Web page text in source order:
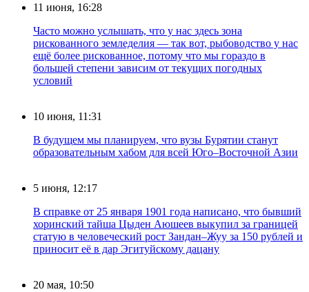
11 июня, 16:28
Часто можно услышать, что у нас здесь зона
рискованного земледелия — так вот, рыбоводство у нас
ещё более рискованное, потому что мы гораздо в
большей степени зависим от текущих погодных
условий
10 июня, 11:31
В будущем мы планируем, что вузы Бурятии станут
образовательным хабом для всей Юго–Восточной Азии
5 июня, 12:17
В справке от 25 января 1901 года написано, что бывший
хоринский тайша Цыден Аюшеев выкупил за границей
статую в человеческий рост Зандан–Жуу за 150 рублей и
приносит её в дар Эгитуйскому дацану
20 мая, 10:50